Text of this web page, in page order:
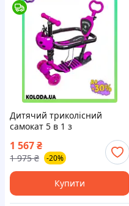
Дитячий триколісний
самокат 5 в 1 з
бортиком для прогулянок.
1 567₴
1 975 ₴ -20%
Купити